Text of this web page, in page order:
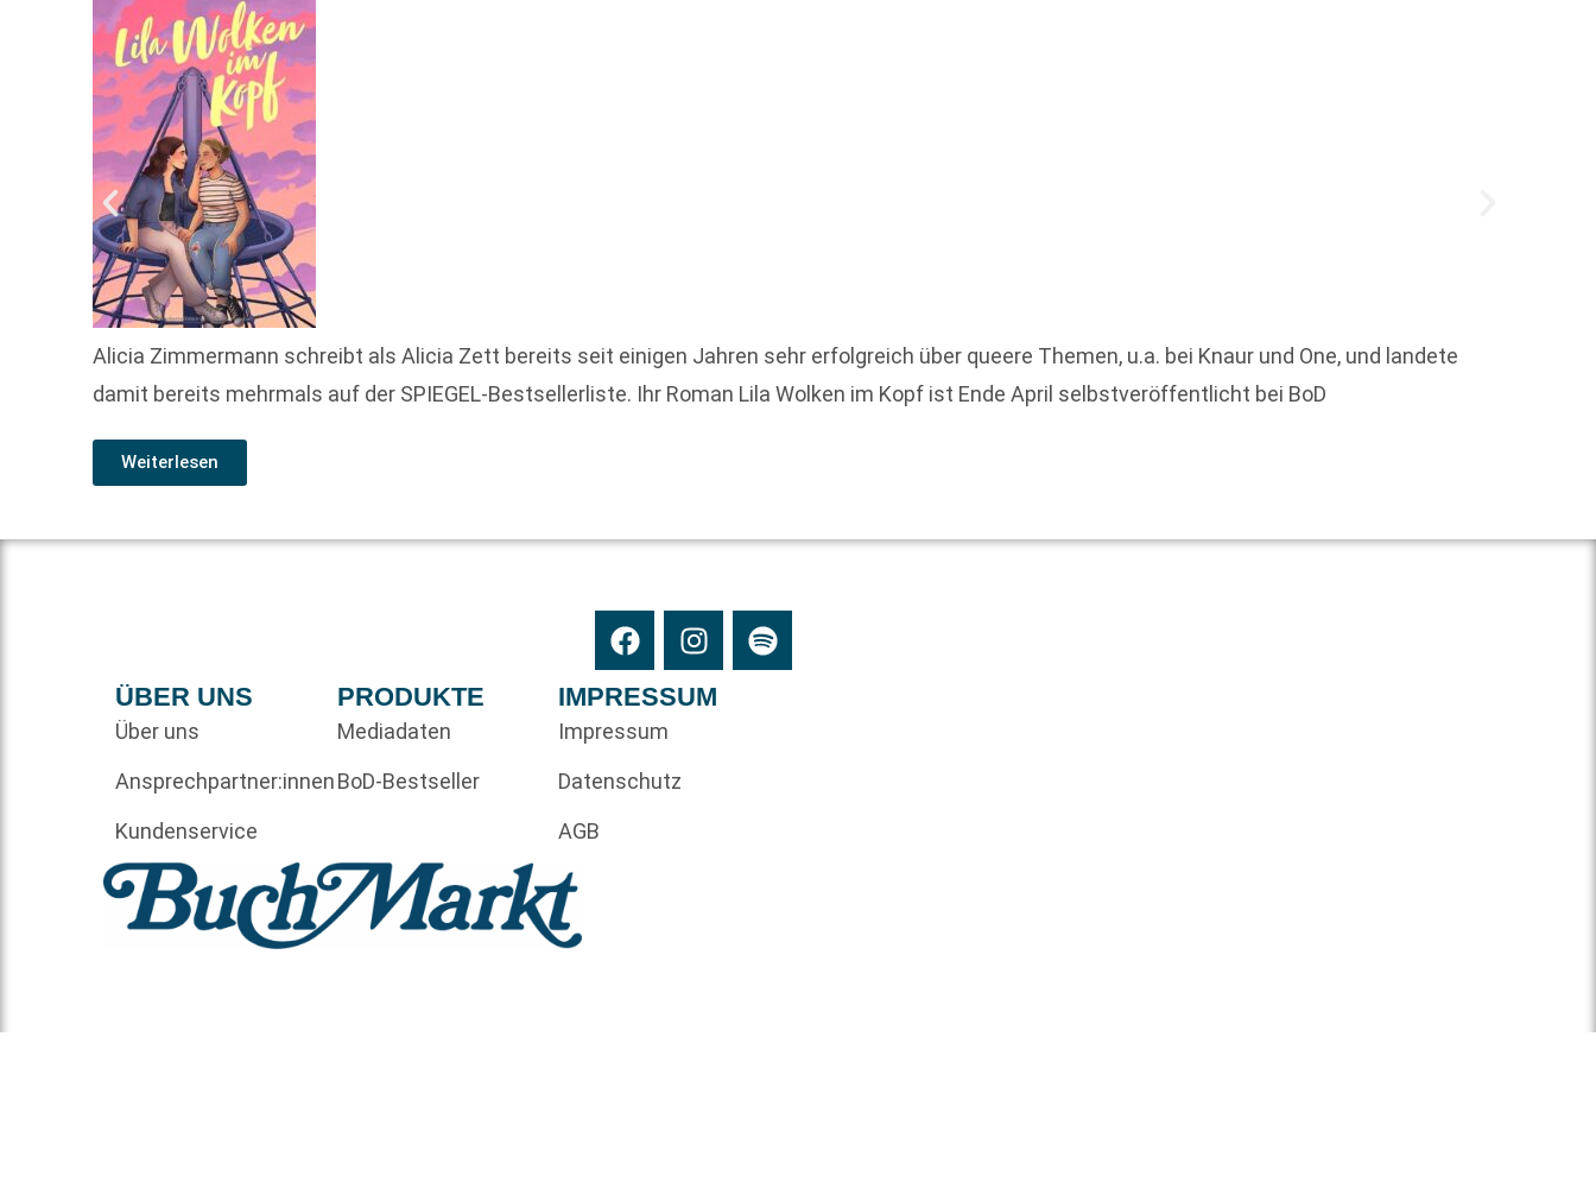
Alicia Zimmermann schreibt als Alicia Zett bereits seit einigen Jahren sehr erfolgreich über queere Themen, u.a. bei Knaur und One, und landete
damit bereits mehrmals auf der SPIEGEL-Bestsellerliste. Ihr Roman Lila Wolken im Kopf ist Ende April selbstveröffentlicht bei BoD
Weiterlesen
ÜBER UNS
Über uns
Ansprechpartner:innen
Kundenservice
PRODUKTE
Mediadaten
BoD-Bestseller
IMPRESSUM
Impressum
Datenschutz
AGB